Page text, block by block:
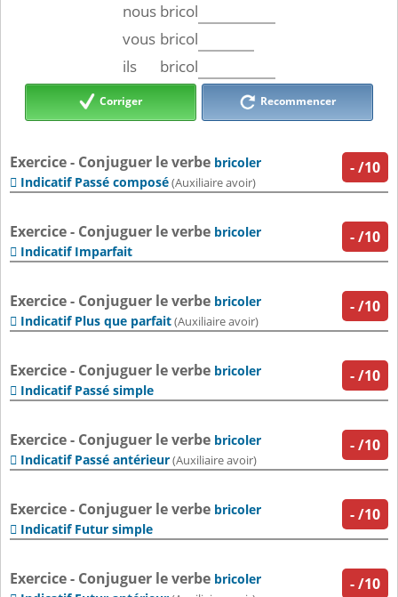
nous bricol
vous bricol
ils
bricol
Corriger Recommencer
-/10
Exercice - Conjuguer le verbe bricoler
 Indicatif Passé composé(Auxiliaire avoir)
-/10
Exercice - Conjuguer le verbe bricoler
 Indicatif Imparfait
-/10
Exercice - Conjuguer le verbe bricoler
 Indicatif Plus que parfait(Auxiliaire avoir)
-/10
Exercice - Conjuguer le verbe bricoler
 Indicatif Passé simple
-/10
Exercice - Conjuguer le verbe bricoler
 Indicatif Passé antérieur(Auxiliaire avoir)
-/10
Exercice - Conjuguer le verbe bricoler
 Indicatif Futur simple
-/10
Exercice - Conjuguer le verbe bricoler